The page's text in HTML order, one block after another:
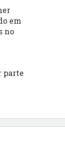
em
no
parte